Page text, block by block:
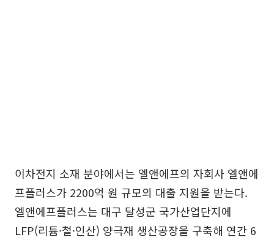
이차전지 소재 분야에서는 엘앤에프의 자회사 엘앤에
프플러스가 2200억 원 규모의 대출 지원을 받는다.
엘앤에프플러스는 대구 달성군 국가산업단지에
LFP(리튬·철·인산) 양극재 생산공장을 구축해 연간 6